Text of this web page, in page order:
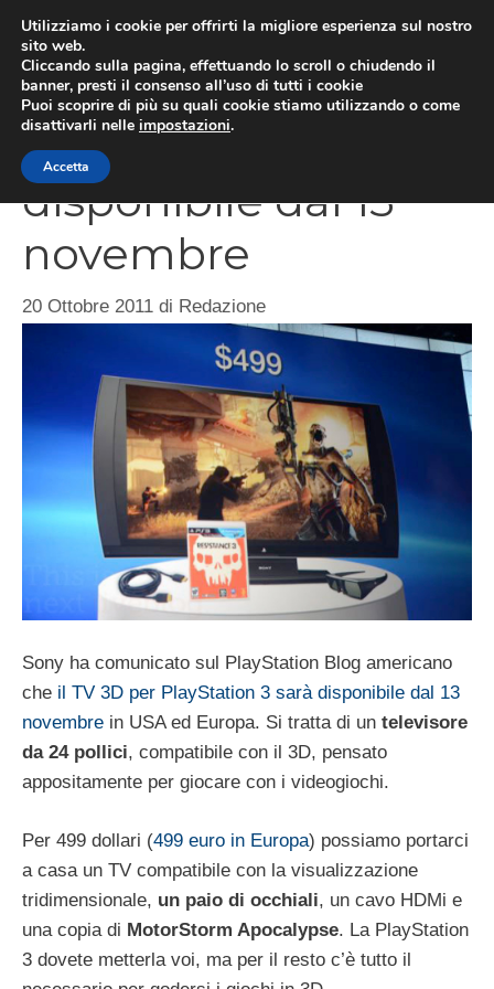
contenuto
PlayStation 3D TV
disponibile dal 13
novembre
20 Ottobre 2011 di Redazione
Sony ha comunicato sul PlayStation Blog americano
che il TV 3D per PlayStation 3 sarà disponibile dal 13
novembre in USA ed Europa. Si tratta di un televisore
da 24 pollici, compatibile con il 3D, pensato
appositamente per giocare con i videogiochi.
Per 499 dollari (499 euro in Europa) possiamo portarci
a casa un TV compatibile con la visualizzazione
tridimensionale, un paio di occhiali, un cavo HDMi e
una copia di MotorStorm Apocalypse. La PlayStation
3 dovete metterla voi, ma per il resto c’è tutto il
Utilizziamo i cookie per offrirti la migliore esperienza sul nostro
sito web.
Cliccando sulla pagina, effettuando lo scroll o chiudendo il
banner, presti il consenso all’uso di tutti i cookie
Puoi scoprire di più su quali cookie stiamo utilizzando o come
disattivarli nelle impostazioni.
Accetta